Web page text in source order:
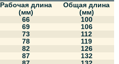
Рабочая длина
(мм)
Общая длина
(мм)
66
100
69
106
73
112
78
119
82
126
87
132